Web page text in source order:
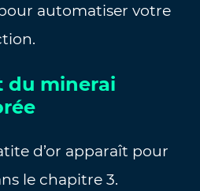
automatiser votre
du minerai
d’or apparaît pour
le chapitre 3.